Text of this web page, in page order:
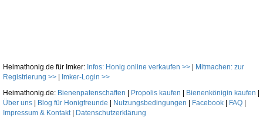
Heimathonig.de für Imker: Infos: Honig online verkaufen >>
Mitmachen: zur
Registrierung >>
Imker-Login >>
Heimathonig.de: Bienenpatenschaften Propolis kaufen Bienenkönigin kaufen
Über uns
Blog für Honigfreunde Nutzungsbedingungen Facebook FAQ
Impressum & Kontakt|
Datenschutzerklärung